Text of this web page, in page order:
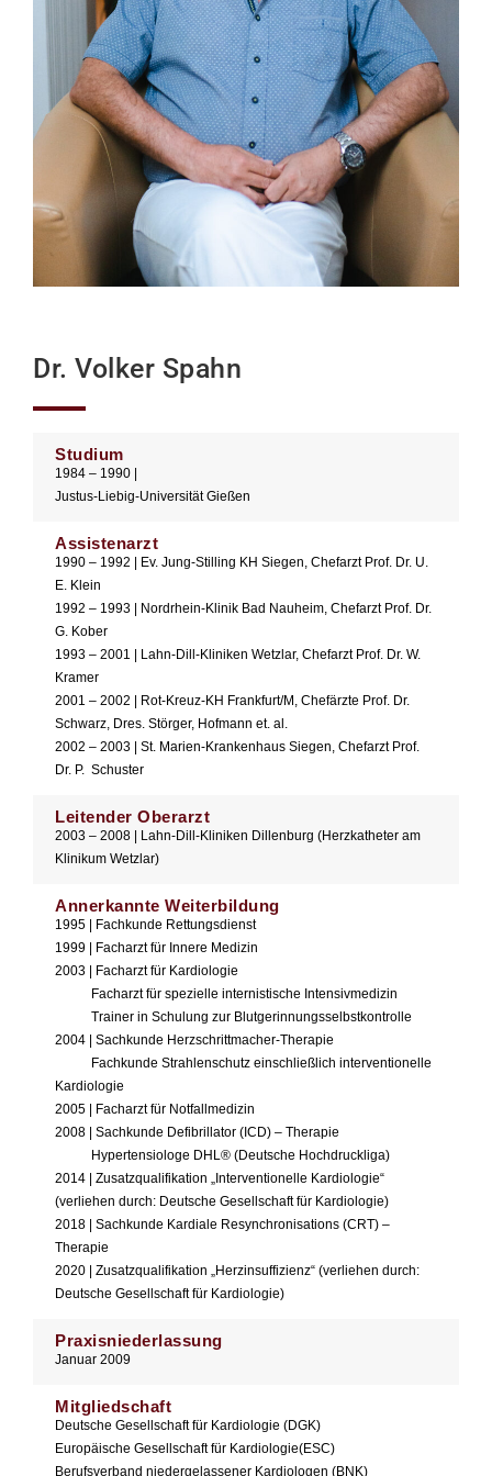
Dr. Volker Spahn
Studium
1984 – 1990 |
Justus-Liebig-Universität Gießen
Assistenarzt
1990 – 1992 | Ev. Jung-Stilling KH Siegen, Chefarzt Prof. Dr. U.
E. Klein
1992 – 1993 | Nordrhein-Klinik Bad Nauheim, Chefarzt Prof. Dr.
G. Kober
1993 – 2001 | Lahn-Dill-Kliniken Wetzlar, Chefarzt Prof. Dr. W.
Kramer
2001 – 2002 | Rot-Kreuz-KH Frankfurt/M, Chefärzte Prof. Dr.
Schwarz, Dres. Störger, Hofmann et. al.
2002 – 2003 | St. Marien-Krankenhaus Siegen, Chefarzt Prof.
Dr. P. Schuster
Leitender Oberarzt
2003 – 2008 | Lahn-Dill-Kliniken Dillenburg (Herzkatheter am
Klinikum Wetzlar)
Annerkannte Weiterbildung
1995 | Fachkunde Rettungsdienst
1999 | Facharzt für Innere Medizin
2003 | Facharzt für Kardiologie
Facharzt für spezielle internistische Intensivmedizin
Trainer in Schulung zur Blutgerinnungsselbstkontrolle
2004 | Sachkunde Herzschrittmacher-Therapie
Fachkunde Strahlenschutz einschließlich interventionelle
Kardiologie
2005 | Facharzt für Notfallmedizin
2008 | Sachkunde Defibrillator (ICD) – Therapie
Hypertensiologe DHL® (Deutsche Hochdruckliga)
2014 | Zusatzqualifikation „Interventionelle Kardiologie“
(verliehen durch: Deutsche Gesellschaft für Kardiologie)
2018 | Sachkunde Kardiale Resynchronisations (CRT) –
Therapie
2020 | Zusatzqualifikation „Herzinsuffizienz“ (verliehen durch:
Deutsche Gesellschaft für Kardiologie)
Praxisniederlassung
Januar 2009
Mitgliedschaft
Deutsche Gesellschaft für Kardiologie (DGK)
Europäische Gesellschaft für Kardiologie(ESC)
Berufsverband niedergelassener Kardiologen (BNK)